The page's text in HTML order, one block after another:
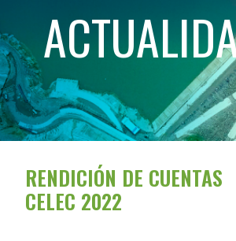
RENDICIÓN DE CUENTAS
CELEC 2022